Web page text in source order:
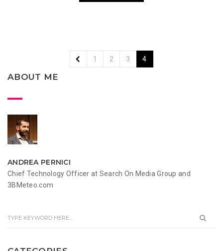
1 2 3 4
ABOUT ME
ANDREA PERNICI
Chief Technology Officer at Search On Media Group and
3BMeteo.com